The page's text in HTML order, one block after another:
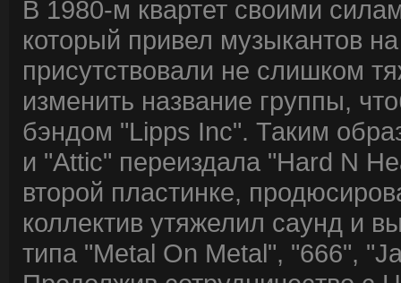
В 1980-м квартет своими
который привел музыкантов
присутствовали не слишком
изменить название группы,
бэндом "Lipps Inc". Таким
и "Attic" переиздала "Hard N
второй пластинке,
коллектив утяжелил саунд и
типа "Metal On Metal", "666",